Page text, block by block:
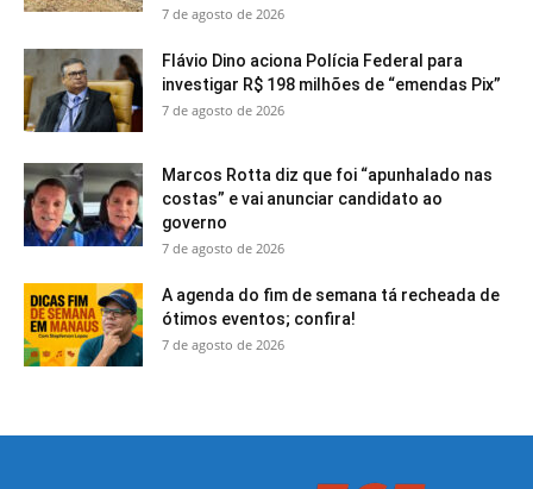
7 de agosto de 2026
Flávio Dino aciona Polícia Federal para
investigar R$ 198 milhões de “emendas Pix”
7 de agosto de 2026
Marcos Rotta diz que foi “apunhalado nas
costas” e vai anunciar candidato ao
governo
7 de agosto de 2026
A agenda do fim de semana tá recheada de
ótimos eventos; confira!
7 de agosto de 2026